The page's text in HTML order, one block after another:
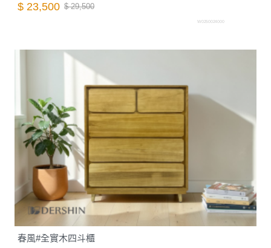
$ 23,500 $ 29,500
W0250024000
春風#全實木四斗櫃